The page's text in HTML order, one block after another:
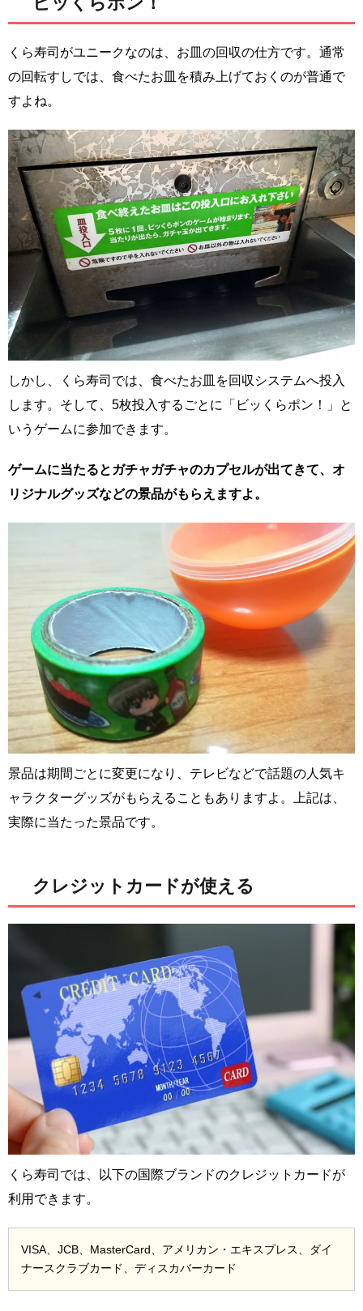
くら寿司がユニークなのは、お皿の回収の仕方です。通常
の回転すしでは、食べたお皿を積み上げておくのが普通で
すよね。
しかし、くら寿司では、食べたお皿を回収システムへ投入
します。そして、5枚投入するごとに「ビッくらポン！」と
いうゲームに参加できます。
ゲームに当たるとガチャガチャのカプセルが出てきて、オ
リジナルグッズなどの景品がもらえますよ。
景品は期間ごとに変更になり、テレビなどで話題の人気キ
ャラクターグッズがもらえることもありますよ。上記は、
実際に当たった景品です。
クレジットカードが使える
くら寿司では、以下の国際ブランドのクレジットカードが
利用できます。
VISA、JCB、MasterCard、アメリカン・エキスプレス、ダイ
ナースクラブカード、ディスカバーカード